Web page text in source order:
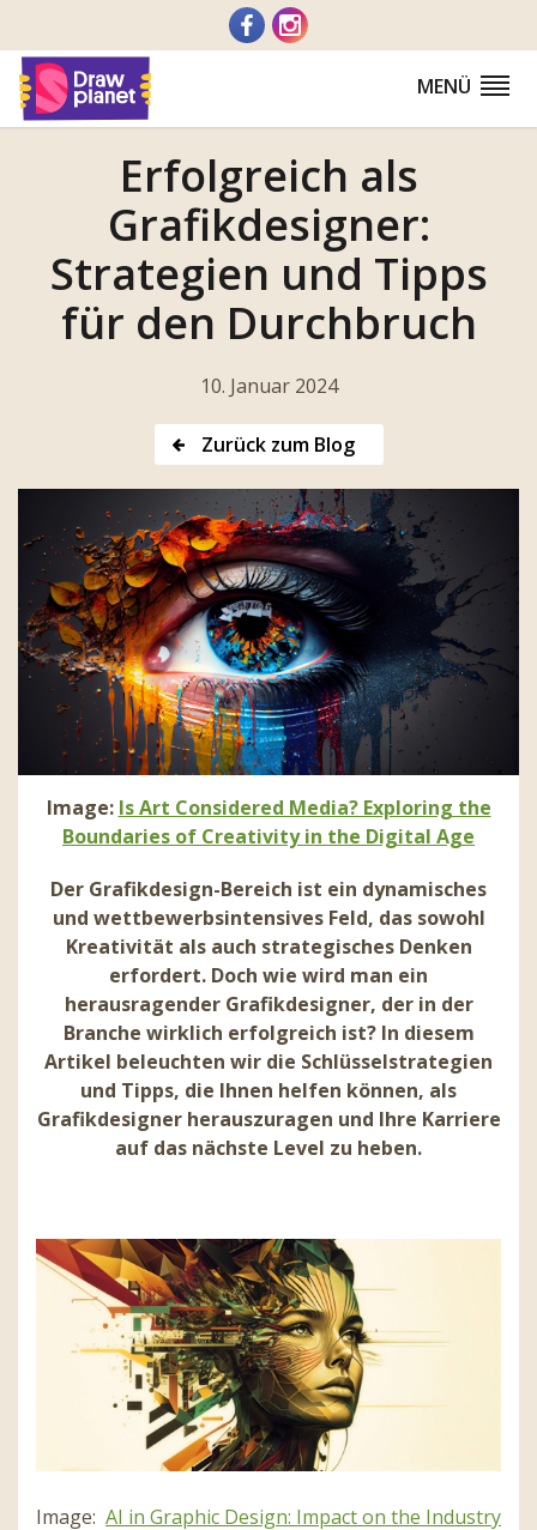
springen
MENÜ
Erfolgreich als
Grafikdesigner:
Strategien und Tipps
für den Durchbruch
10. Januar 2024
Zurück zum Blog
Image: Is Art Considered Media? Exploring the
Boundaries of Creativity in the Digital Age
Der Grafikdesign-Bereich ist ein dynamisches
und wettbewerbsintensives Feld, das sowohl
Kreativität als auch strategisches Denken
erfordert. Doch wie wird man ein
herausragender Grafikdesigner, der in der
Branche wirklich erfolgreich ist? In diesem
Artikel beleuchten wir die Schlüsselstrategien
und Tipps, die Ihnen helfen können, als
Grafikdesigner herauszuragen und Ihre Karriere
auf das nächste Level zu heben.
Image: AI in Graphic Design: Impact on the Industry